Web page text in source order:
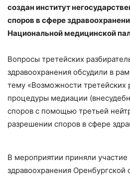
создан институт
споров в сфере
Национальной медицинской
Вопросы третейских
здравоохранения обсудили в
тему «Возможности третейских
процедуры медиации
споров с помощью третьей
разрешении споров в сфере
В мероприятии приняли
здравоохранения Оренбургской